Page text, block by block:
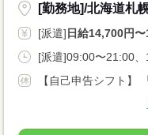
[勤務地]/北海道札
[派遣]日給14,700円
[派遣]09:00〜21:00